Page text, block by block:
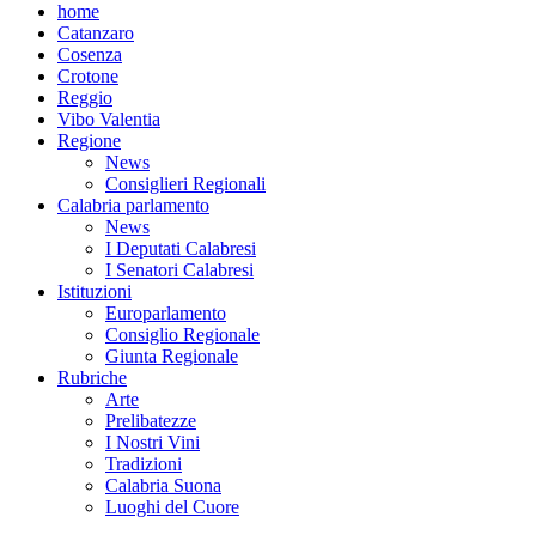
home
Catanzaro
Cosenza
Crotone
Reggio
Vibo Valentia
Regione
News
Consiglieri Regionali
Calabria parlamento
News
I Deputati Calabresi
I Senatori Calabresi
Istituzioni
Europarlamento
Consiglio Regionale
Giunta Regionale
Rubriche
Arte
Prelibatezze
I Nostri Vini
Tradizioni
Calabria Suona
Luoghi del Cuore